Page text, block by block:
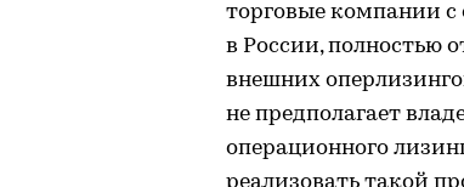
торговые компании с
в России, полностью
внешних
не предполагает
операционного